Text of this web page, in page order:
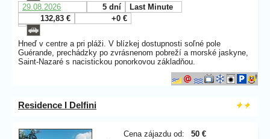
29.08.2026 5 dní
Last Minute
132,83 €
+0 €
Hneď v centre a pri pláži. V blízkej dostupnosti soľné pole
Guérande, prechádzky po zvrásnenom pobreží a morské jaskyne,
Saint-Nazaré s nacistickou ponorkovou základňou.
Residence I Delfini
Cena zájazdu od:
50 €